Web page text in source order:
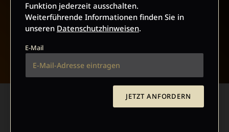
Funktion jederzeit ausschalten.
Weiterführende Informationen finden Sie in
unseren Datenschutzhinweisen.
E-Mail
JETZT ANFORDERN